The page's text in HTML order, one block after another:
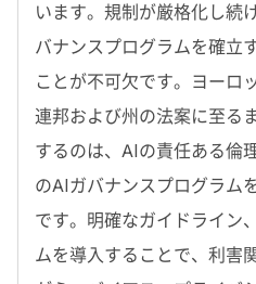
います。規制が厳格化し続
バナンスプログラムを確立
ことが不可欠です。ヨーロ
連邦および州の法案に至る
するのは、AIの責任ある倫
のAIガバナンスプログラム
です。明確なガイドライン
ムを導入することで、利害